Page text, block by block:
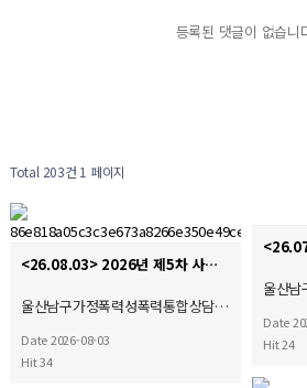
등록된 댓글이 없습니
Total 203건 1 페이지
<26.08.03> 2026년 제5차 사회복지현장실습 종결식
울산남구가정폭력성폭력통합상담…
Date 2026-08-03
Hit 34
울산
Date
Hit 24